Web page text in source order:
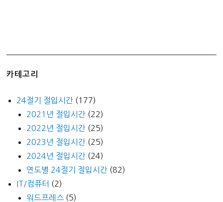
드)
카테고리
24절기 절입시간 (177)
2021년 절입시간 (22)
2022년 절입시간 (25)
2023년 절입시간 (25)
2024년 절입시간 (24)
연도별 24절기 절입시간 (82)
IT/컴퓨터 (2)
워드프레스 (5)